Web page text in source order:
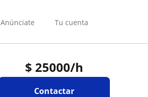
Anúnciate Tu cuenta
$ 25000/h
Contactar